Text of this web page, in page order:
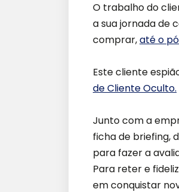
O trabalho do
a sua jornada de
comprar,até o
Este cliente
de Cliente Oculto.
Junto com a
ficha de briefing,
para fazer a
Para reter e
em conquistar